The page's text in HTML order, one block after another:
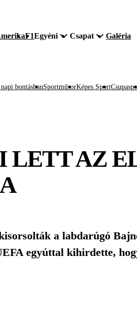
F1Egyéni Csapat Galéria
bontásbanSportműsorKépes Sport
LETT AZ
a labdarúgó
egyúttal kihirdette,